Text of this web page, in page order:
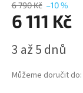
6 790 Kč –10 %
6 111 Kč
cena:
3 až 5 dnů
Můžeme doručit do: